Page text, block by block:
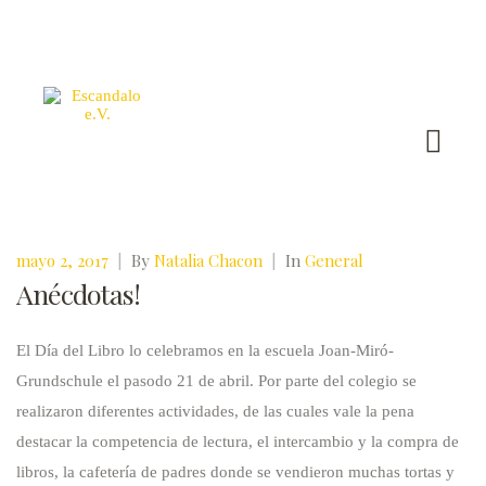
mayo 2, 2017 | By Natalia Chacon | In General
Anécdotas!
El Día del Libro lo celebramos en la escuela Joan-Miró-
Grundschule el pasodo 21 de abril. Por parte del colegio se
realizaron diferentes actividades, de las cuales vale la pena
destacar la competencia de lectura, el intercambio y la compra de
libros, la cafetería de padres donde se vendieron muchas tortas y